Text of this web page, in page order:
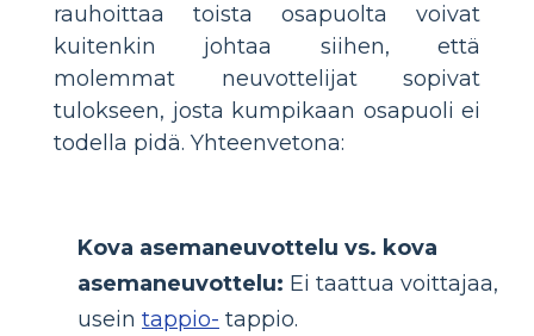
rauhoittaa toista osapuolta voivat
kuitenkin johtaa siihen, että
molemmat neuvottelijat sopivat
tulokseen, josta kumpikaan osapuoli ei
todella pidä. Yhteenvetona:
Kova asemaneuvottelu vs. kova
asemaneuvottelu: Ei taattua voittajaa,
usein tappio- tappio.